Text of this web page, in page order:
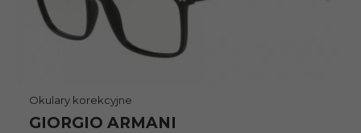
Okulary korekcyjne
GIORGIO ARMANI